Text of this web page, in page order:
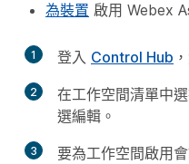
為裝置 啟用 Webex
1 登入 Control Hub
2
在工作空間清單中
選編輯 。
3
要為工作空間啟用